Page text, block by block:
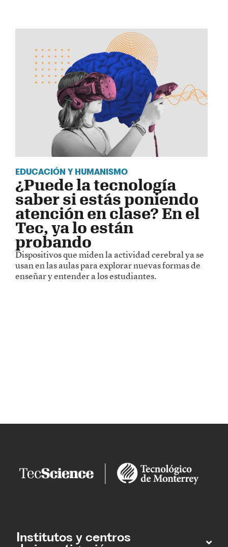
EDUCACIÓN Y HUMANISMO
¿Puede la tecnología
saber si estás poniendo
atención en clase? En el
Tec, ya lo están
probando
Dispositivos que miden la actividad cerebral ya se
usan en las aulas para explorar nuevas formas de
enseñar y entender a los estudiantes.
Institutos y centros